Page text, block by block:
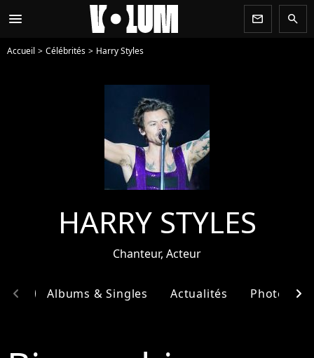
menu newsletter search
Accueil Célébrités Harry Styles
HARRY STYLES
Chanteur, Acteur
Albums & Singles Actualités Photos
chevron_left chevron_right